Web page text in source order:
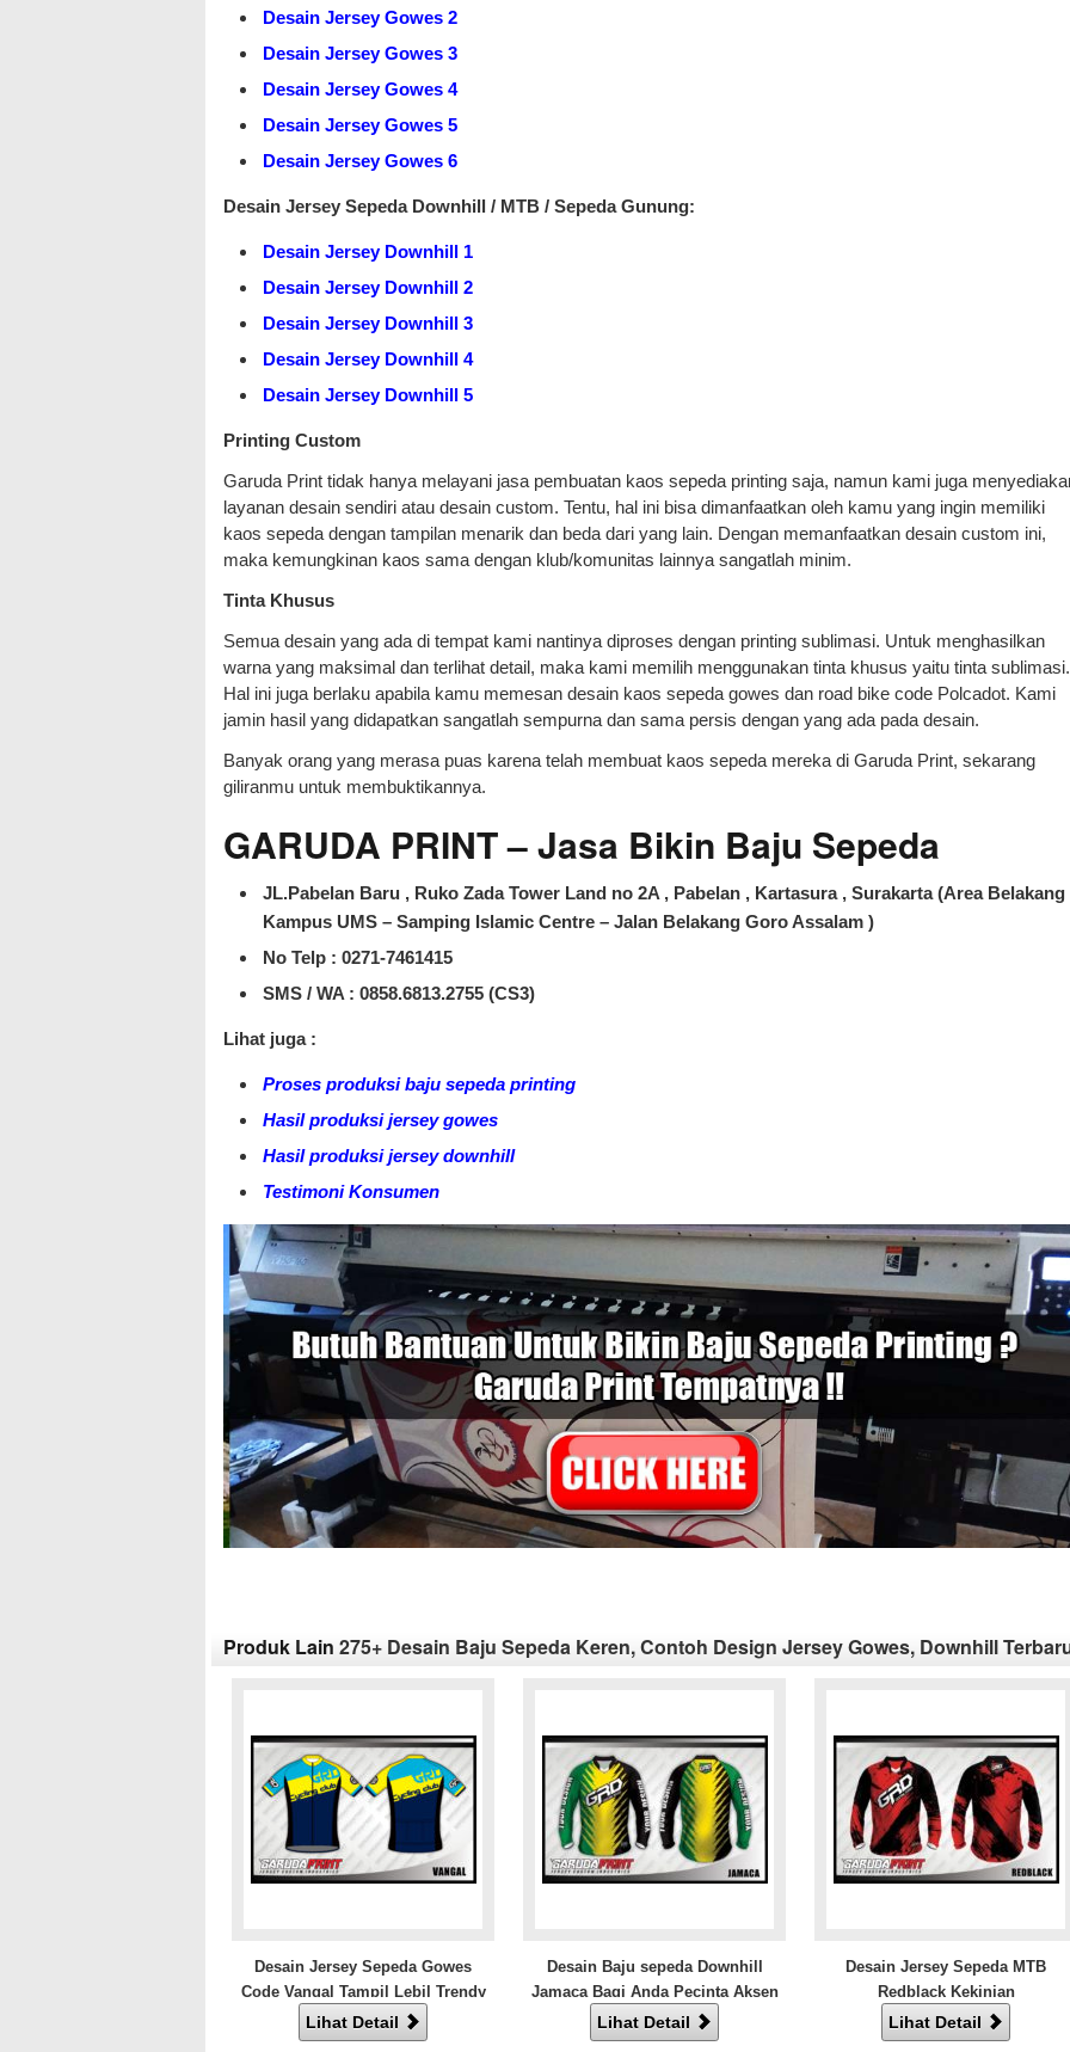
Desain Jersey Gowes 2
Desain Jersey Gowes 3
Desain Jersey Gowes 4
Desain Jersey Gowes 5
Desain Jersey Gowes 6
Desain Jersey Sepeda Downhill / MTB / Sepeda Gunung:
Desain Jersey Downhill 1
Desain Jersey Downhill 2
Desain Jersey Downhill 3
Desain Jersey Downhill 4
Desain Jersey Downhill 5
Printing Custom
Garuda Print tidak hanya melayani jasa pembuatan kaos sepeda printing saja, namun kami juga
layanan desain sendiri atau desain custom. Tentu, hal ini bisa dimanfaatkan oleh kamu yang ingin memiliki
kaos sepeda dengan tampilan menarik dan beda dari yang lain. Dengan memanfaatkan desain custom ini,
maka kemungkinan kaos sama dengan klub/komunitas lainnya sangatlah minim.
Tinta Khusus
Semua desain yang ada di tempat kami nantinya diproses dengan printing sublimasi. Untuk menghasilkan
warna yang maksimal dan terlihat detail, maka kami memilih menggunakan tinta khusus yaitu tinta sublimasi.
Hal ini juga berlaku apabila kamu memesan desain kaos sepeda gowes dan road bike code Polcadot. Kami
jamin hasil yang didapatkan sangatlah sempurna dan sama persis dengan yang ada pada desain.
Banyak orang yang merasa puas karena telah membuat kaos sepeda mereka di Garuda Print, sekarang
giliranmu untuk membuktikannya.
GARUDA PRINT – Jasa Bikin Baju Sepeda
JL.Pabelan Baru , Ruko Zada Tower Land no 2A , Pabelan , Kartasura , Surakarta (Area Belakang
Kampus UMS – Samping Islamic Centre – Jalan Belakang Goro Assalam )
No Telp : 0271-7461415
SMS / WA : 0858.6813.2755 (CS3)
Lihat juga :
Proses produksi baju sepeda printing
Hasil produksi jersey gowes
Hasil produksi jersey downhill
Testimoni Konsumen
Produk Lain 275+ Desain Baju Sepeda Keren, Contoh Design Jersey Gowes, Downhill
Desain Jersey Sepeda Gowes
Code Vangal Tampil Lebil Trendy
Lihat Detail
Desain Baju sepeda Downhill
Jamaca Bagi Anda Pecinta Aksen
Nyeleneh
Lihat Detail
Desain Jersey Sepeda MTB
Redblack Kekinian
Lihat Detail